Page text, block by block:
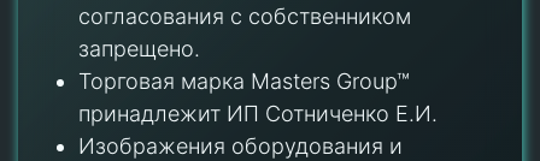
согласования с собственником
запрещено.
Торговая марка Masters Group™
принадлежит ИП Сотниченко Е.И.
Изображения оборудования и